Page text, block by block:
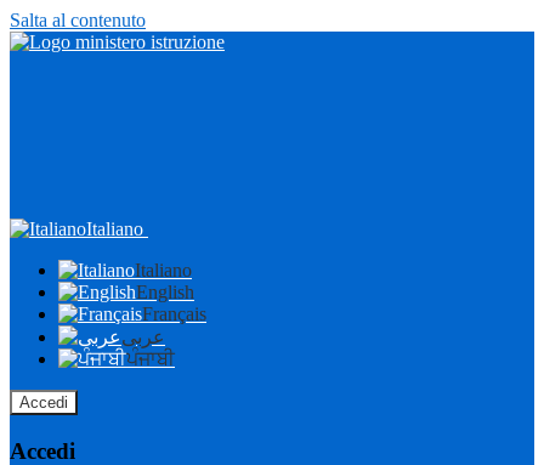
Salta al contenuto
Italiano
Italiano
English
Français
عربى
ਪੰਜਾਬੀ
Accedi
Accedi